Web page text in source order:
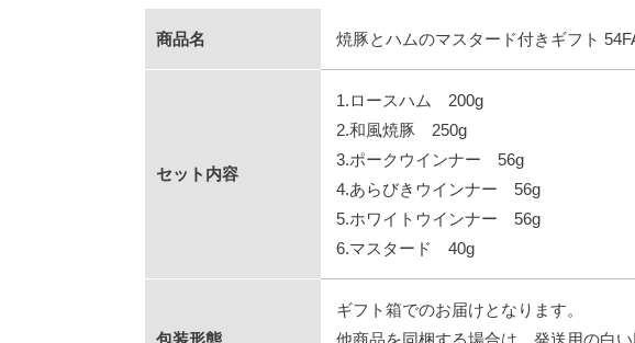
商品名 焼豚とハムのマスタード付きギフト
セット内容
1.ロースハム 200g
2.和風焼豚 250g
3.ポークウインナー 56g
4.あらびきウインナー 56g
5.ホワイトウインナー 56g
6.マスタード 40g
包装形態
ギフト箱でのお届けとなります。
他商品を同梱する場合は、発送用の白